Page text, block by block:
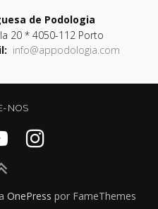
de Podologia
20 * 4050-112 Porto
info@appodologia.com
NOS
OnePress por FameThemes